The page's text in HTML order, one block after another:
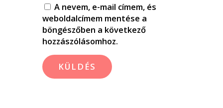
A nevem, e-mail címem, és
weboldalcímem mentése a
böngészőben a következő
hozzászólásomhoz.